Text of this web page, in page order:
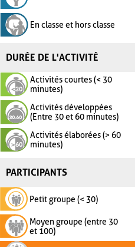
En classe et hors classe
DURÉE DE L'ACTIVITÉ
Activités courtes (< 30
minutes)
Activités développées
(Entre 30 et 60 minutes)
Activités élaborées (> 60
minutes)
PARTICIPANTS
Petit groupe (< 30)
Moyen groupe (entre 30
et 100)